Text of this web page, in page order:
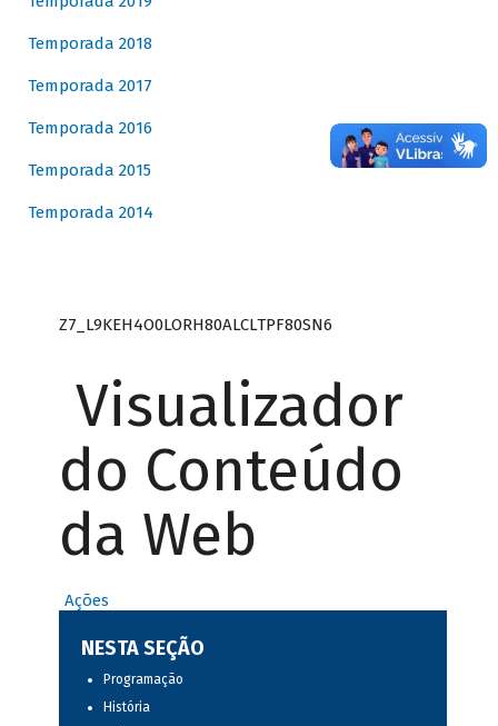
Temporada 2018
Temporada 2017
Temporada 2016
Temporada 2015
Temporada 2014
Z7_L9KEH4O0LORH80ALCLTPF80SN6
Visualizador
do Conteúdo
da Web
Ações
NESTA SEÇÃO
Programação
História